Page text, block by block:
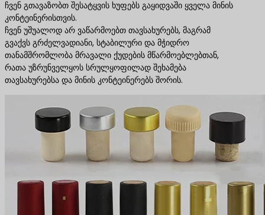
ჩვენ გთავაზობთ შესატყვის ხუფებს გაყიდვაში ყველა მინის
კონტეინერისთვის.
ჩვენ უშუალოდ არ ვაწარმოებთ თავსახურებს, მაგრამ
გვაქვს გრძელვადიანი, სტაბილური და მჭიდრო
თანამშრომლობა მრავალი ქუდების მწარმოებლებთან,
რათა უზრუნველყოს სრულყოფილად შეხამება
თავსახურებსა და მინის კონტეინერებს შორის.